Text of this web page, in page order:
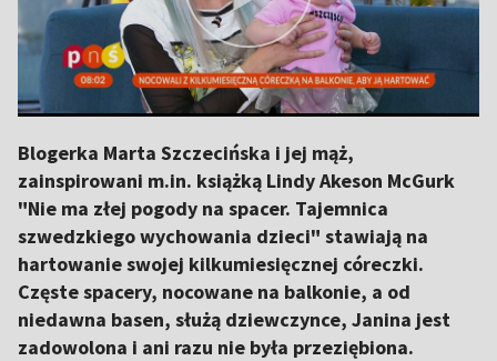
Blogerka Marta Szczecińska i jej mąż,
zainspirowani m.in. książką Lindy Akeson McGurk
"Nie ma złej pogody na spacer. Tajemnica
szwedzkiego wychowania dzieci" stawiają na
hartowanie swojej kilkumiesięcznej córeczki.
Częste spacery, nocowane na balkonie, a od
niedawna basen, służą dziewczynce, Janina jest
zadowolona i ani razu nie była przeziębiona.